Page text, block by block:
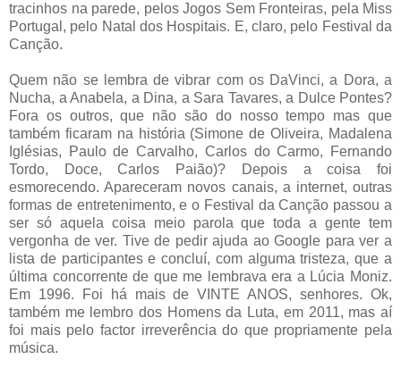
tracinhos na parede, pelos Jogos Sem Fronteiras, pela Miss
Portugal, pelo Natal dos Hospitais. E, claro, pelo Festival da
Canção.
Quem não se lembra de vibrar com os DaVinci, a Dora, a
Nucha, a Anabela, a Dina, a Sara Tavares, a Dulce Pontes?
Fora os outros, que não são do nosso tempo mas que
também ficaram na história (Simone de Oliveira, Madalena
Iglésias, Paulo de Carvalho, Carlos do Carmo, Fernando
Tordo, Doce, Carlos Paião)? Depois a coisa foi
esmorecendo. Apareceram novos canais, a internet, outras
formas de entretenimento, e o Festival da Canção passou a
ser só aquela coisa meio parola que toda a gente tem
vergonha de ver. Tive de pedir ajuda ao Google para ver a
lista de participantes e concluí, com alguma tristeza, que a
última concorrente de que me lembrava era a Lúcia Moniz.
Em 1996. Foi há mais de VINTE ANOS, senhores. Ok,
também me lembro dos Homens da Luta, em 2011, mas aí
foi mais pelo factor irreverência do que propriamente pela
música.